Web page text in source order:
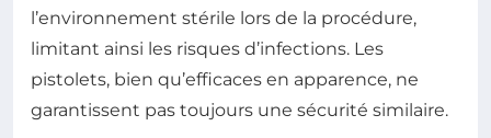
l’environnement stérile lors de la procédure,
limitant ainsi les risques d’infections. Les
pistolets, bien qu’efficaces en apparence, ne
garantissent pas toujours une sécurité similaire.